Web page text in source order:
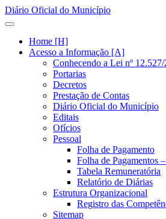
Diário Oficial do Município
Home [H]
Acesso a Informação [A]
Conhecendo a Lei nº 12.527/
Portarias
Decretos
Prestação de Contas
Diário Oficial do Município
Editais
Ofícios
Pessoal
Folha de Pagamento
Folha de Pagamentos
Tabela Remuneratória
Relatório de Diárias
Estrutura Organizacional
Registro das
Sitemap